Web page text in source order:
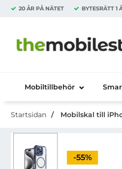
20 ÅR PÅ NÄTET BYTESRÄTT 1
Mobiltillbehör
Startsidan Mobilskal till
Priset är
-55%